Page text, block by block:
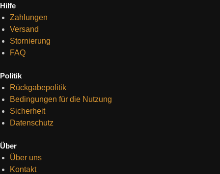
Hilfe
Zahlungen
Versand
Stornierung
FAQ
Politik
Rückgabepolitik
Bedingungen für die Nutzung
Sicherheit
Datenschutz
Über
Über uns
Kontakt